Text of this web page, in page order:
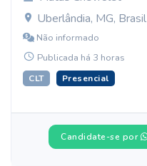
Uberlândia, MG, Brasil
Não informado
Publicada há 3 horas
CLT Presencial
Candidate-se por